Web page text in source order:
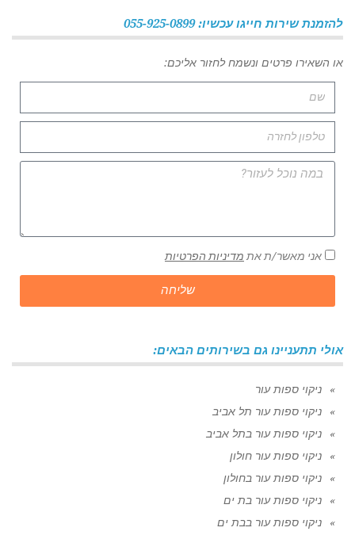
להזמנת שירות חייגו עכשיו: 055-925-0899
או השאירו פרטים ונשמח לחזור אליכם:
אני מאשר/ת את מדיניות הפרטיות
שליחה
אולי תתעניינו גם בשירותים הבאים:
ניקוי ספות עור
ניקוי ספות עור תל אביב
ניקוי ספות עור בתל אביב
ניקוי ספות עור חולון
ניקוי ספות עור בחולון
ניקוי ספות עור בת ים
ניקוי ספות עור בבת ים